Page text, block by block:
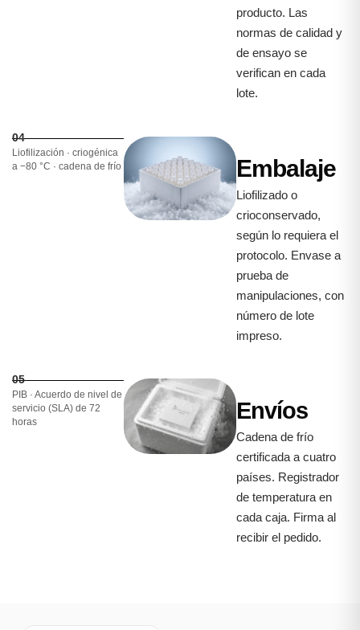
producto. Las
normas de calidad y
de ensayo se
verifican en cada
lote.
04
Liofilización · criogénica
a −80 °C · cadena de frío
Embalaje
Liofilizado o
crioconservado,
según lo requiera el
protocolo. Envase a
prueba de
manipulaciones, con
número de lote
impreso.
05
PIB · Acuerdo de nivel de
servicio (SLA) de 72
horas
Envíos
Cadena de frío
certificada a cuatro
países. Registrador
de temperatura en
cada caja. Firma al
recibir el pedido.